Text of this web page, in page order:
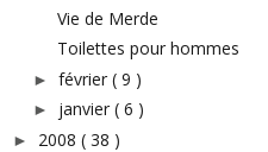
Vie de Merde
Toilettes pour hommes
► février ( 9 )
► janvier ( 6 )
► 2008 ( 38 )